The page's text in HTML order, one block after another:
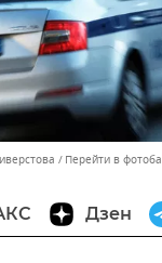
Перейти в
Дзен